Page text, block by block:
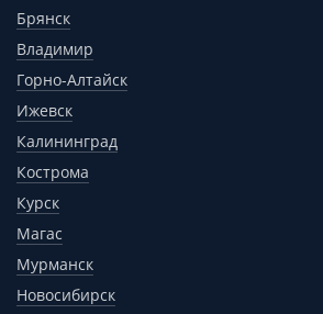
Брянск
Владимир
Горно-Алтайск
Ижевск
Калининград
Кострома
Курск
Магас
Мурманск
Новосибирск